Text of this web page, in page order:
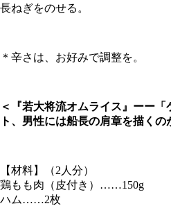
長ねぎをのせる。
＊辛さは、お好みで調整を。
＜『若大将流オムライス』ーー
ト、男性には船長の肩章を描くの
【材料】（2人分）
鶏もも肉（皮付き）……150g
ハム……2枚